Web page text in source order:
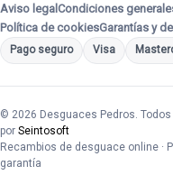
Aviso legalCondiciones
Política de cookiesGarantías y
Pago seguro Visa
© 2026 Desguaces Pedros.
por Seintosoft
Recambios de desguace online ·
garantía